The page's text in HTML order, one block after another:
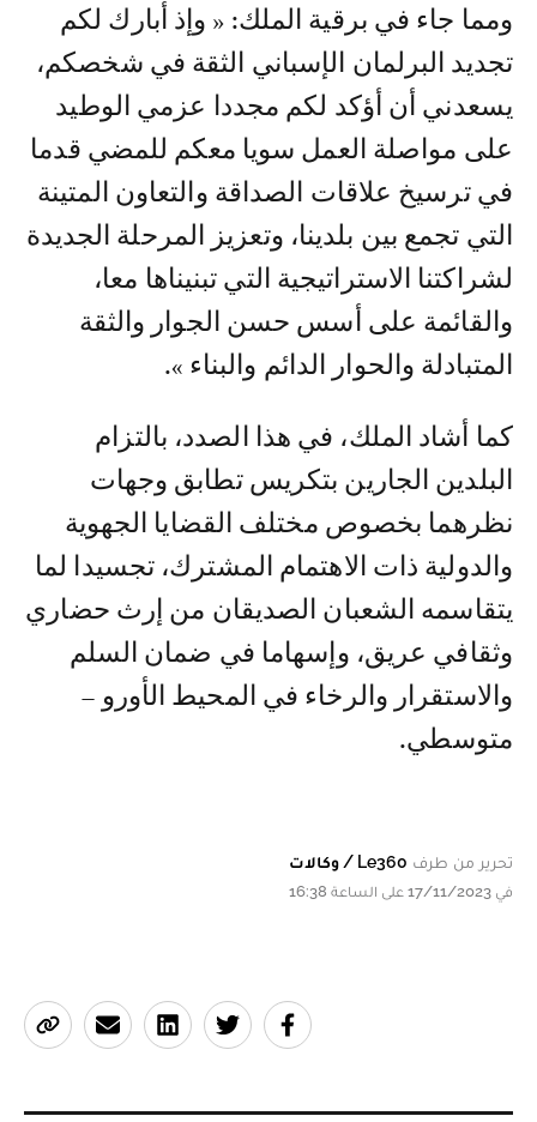
ومما جاء في برقية الملك: « وإذ أبارك لكم
تجديد البرلمان الإسباني الثقة في شخصكم،
يسعدني أن أؤكد لكم مجددا عزمي الوطيد
على مواصلة العمل سويا معكم للمضي قدما
في ترسيخ علاقات الصداقة والتعاون المتينة
التي تجمع بين بلدينا، وتعزيز المرحلة الجديدة
لشراكتنا الاستراتيجية التي تبنيناها معا،
والقائمة على أسس حسن الجوار والثقة
المتبادلة والحوار الدائم والبناء ».
كما أشاد الملك، في هذا الصدد، بالتزام
البلدين الجارين بتكريس تطابق وجهات
نظرهما بخصوص مختلف القضايا الجهوية
والدولية ذات الاهتمام المشترك، تجسيدا لما
يتقاسمه الشعبان الصديقان من إرث حضاري
وثقافي عريق، وإسهاما في ضمان السلم
والاستقرار والرخاء في المحيط الأورو –
متوسطي.
تحرير من طرف Le360 / وكالات
في 17/11/2023 على الساعة 16:38